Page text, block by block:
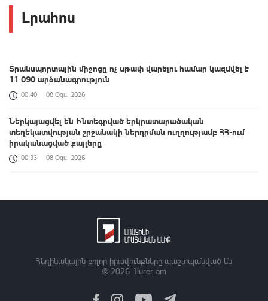
Լրահոս
Տրանսպորտային միջոցը ոչ սթափ վարելու համար կազմվել է
11 090 արձանագրություն
00:40 08 Օգս, 2026
Ներկայացվել են Ինտեգրված երկրատարածական
տեղեկատվության շրջանակի ներդրման ուղղությամբ ՀՀ-ում
իրականացված քայլերը
00:33 08 Օգս, 2026
Աշխատանքը, որ միասին կատարում ենք, կյանքի հեռանկար և
մասնագիտական օրվա առթիվ
Հեղինակային բոլոր իրավունքները պաշտպանված են
© 2026 1lurer.am